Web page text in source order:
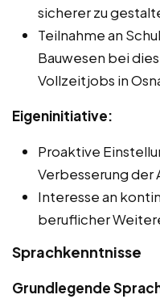
sicherer zu
Teilnahme an
Bauwesen bei
Vollzeitjobs in
Eigeninitiative:
Proaktive
Verbesserung der
Interesse an
beruflicher
Sprachkenntnisse
Grundlegende